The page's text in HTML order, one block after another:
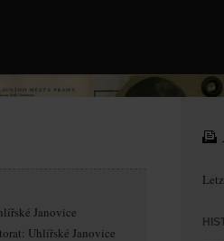
Janovice
Uhlířské Janovice